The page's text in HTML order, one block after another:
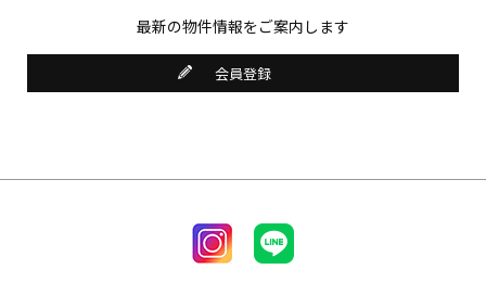
最新の物件情報をご案内します
会員登録